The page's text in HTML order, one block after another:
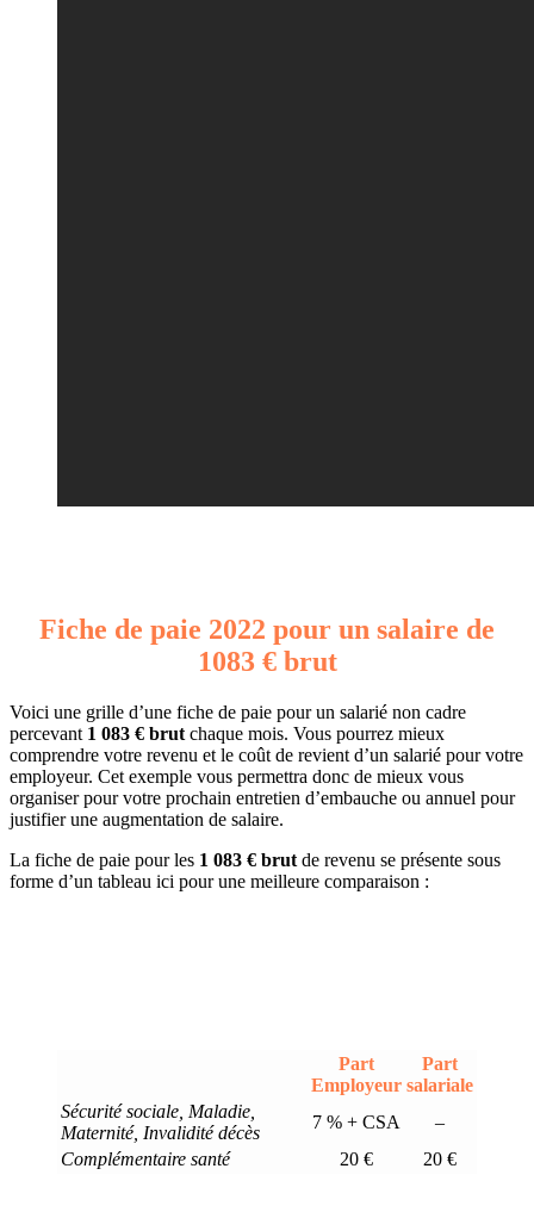
Fiche de paie 2022 pour un salaire de
1083 € brut
Voici une grille d’une fiche de paie pour un salarié non cadre
percevant 1 083 € brut chaque mois. Vous pourrez mieux
comprendre votre revenu et le coût de revient d’un salarié pour votre
employeur. Cet exemple vous permettra donc de mieux vous
organiser pour votre prochain entretien d’embauche ou annuel pour
justifier une augmentation de salaire.
La fiche de paie pour les 1 083 € brut de revenu se présente sous
forme d’un tableau ici pour une meilleure comparaison :
Part
Employeur
Part
salariale
Sécurité sociale, Maladie,
Maternité, Invalidité décès
7 % + CSA
–
Complémentaire santé
20 € 20 €